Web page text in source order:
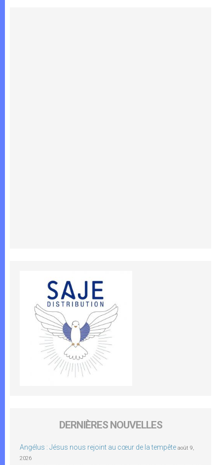
DERNIÈRES NOUVELLES
Angélus : Jésus nous rejoint au cœur de la tempête août 9,
2026